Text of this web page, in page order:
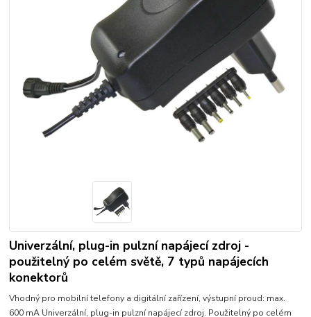
Univerzální, plug-in pulzní napájecí zdroj -
použitelný po celém světě, 7 typů napájecích
konektorů
Vhodný pro mobilní telefony a digitální zařízení, výstupní proud: max.
600 mA Univerzální, plug-in pulzní napájecí zdroj. Použitelný po celém